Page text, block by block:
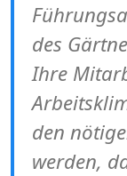
des
Ihre
den
werden,